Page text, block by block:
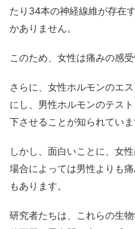
たり34本の神経線維が存在
かありません。
このため、女性は痛みの感
さらに、女性ホルモンのエ
にし、男性ホルモンのテス
下させることが知られていま
しかし、面白いことに、女
場合によっては男性よりも
もあります。
研究者たちは、これらの生